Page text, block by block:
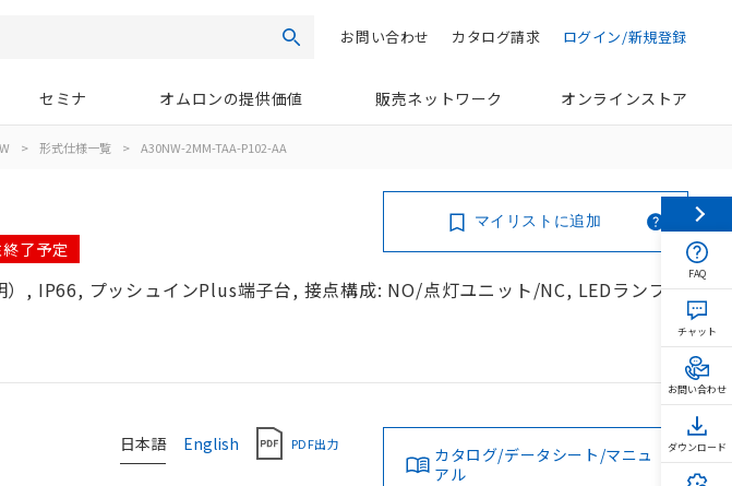
検索 ログイン/新規登録
カタログ請求
お問い合わせ
セミナ オムロンの提供価値 販売ネットワーク オンラインストア
> 形式仕様一覧 > A30NW-2MM-TAA-P102-AA
了予定
, IP66, プッシュインPlus端子台, 接点構成: NO/点灯ユニット/NC, LEDランプ
マイリストに追加
日本語 English PDF出力
カタログ/データシート/マニュ
アル
FAQ
チャット
お問い合わせ
ダウンロード